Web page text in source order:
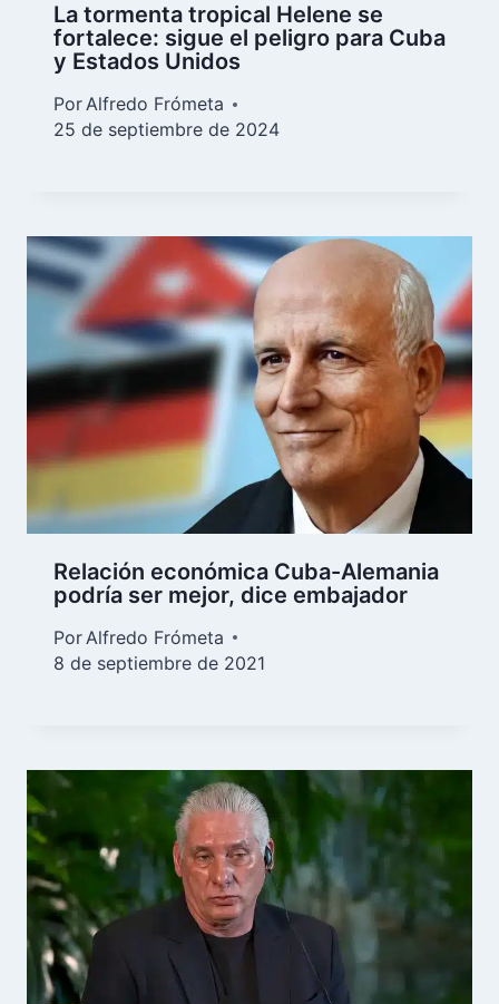
La tormenta tropical Helene se
fortalece: sigue el peligro para Cuba
y Estados Unidos
PorAlfredo Frómeta
25 de septiembre de 2024
Relación económica Cuba-Alemania
podría ser mejor, dice embajador
Por Alfredo Frómeta
8 de septiembre de 2021